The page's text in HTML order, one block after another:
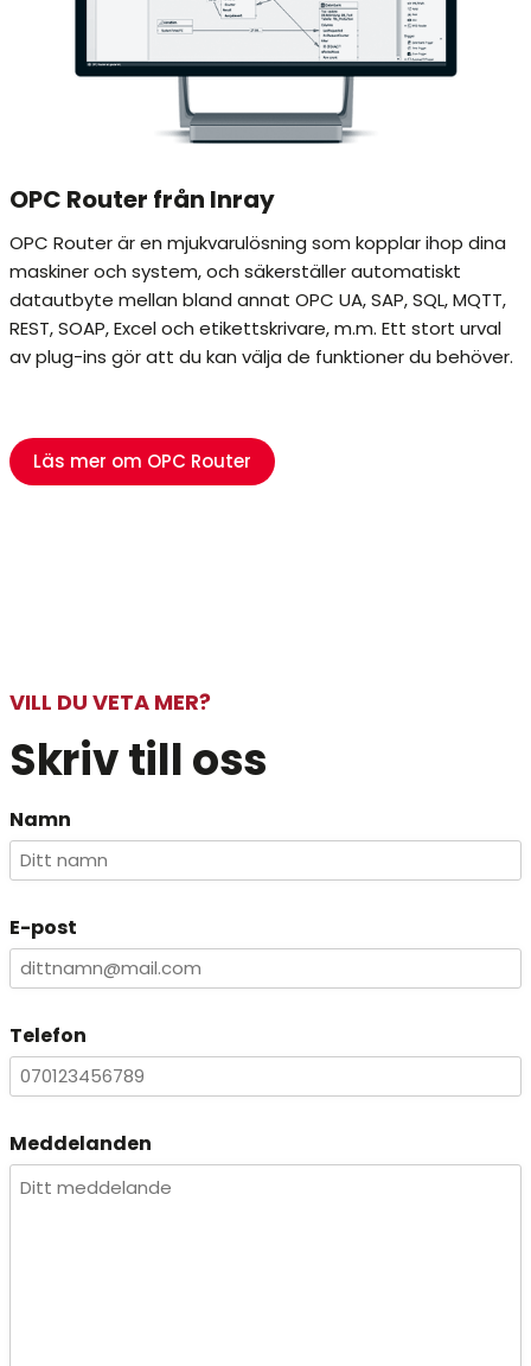
OPC Router från Inray
OPC Router är en mjukvarulösning som kopplar ihop dina
maskiner och system, och säkerställer automatiskt
datautbyte mellan bland annat OPC UA, SAP, SQL, MQTT,
REST, SOAP, Excel och etikettskrivare, m.m. Ett stort urval
av plug-ins gör att du kan välja de funktioner du behöver.
Läs mer om OPC Router
VILL DU VETA MER?
Skriv till oss
Namn
E-post
Telefon
Meddelanden